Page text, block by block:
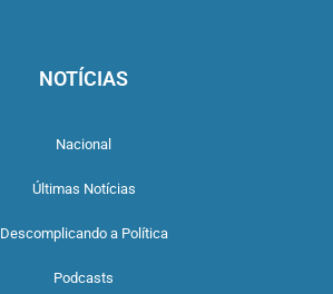
NOTÍCIAS
Nacional
Últimas Notícias
Descomplicando a Política
Podcasts